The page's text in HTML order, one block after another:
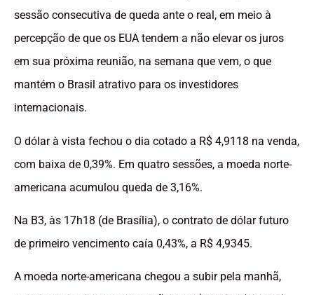
sessão consecutiva de queda ante o real, em meio à
percepção de que os EUA tendem a não elevar os juros
em sua próxima reunião, na semana que vem, o que
mantém o Brasil atrativo para os investidores
internacionais.
O dólar à vista fechou o dia cotado a R$ 4,9118 na venda,
com baixa de 0,39%. Em quatro sessões, a moeda norte-
americana acumulou queda de 3,16%.
Na B3, às 17h18 (de Brasília), o contrato de dólar futuro
de primeiro vencimento caía 0,43%, a R$ 4,9345.
A moeda norte-americana chegou a subir pela manhã,